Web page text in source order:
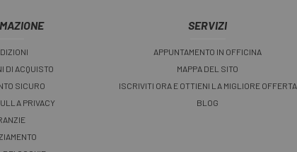
DI ACQUISTO
SICURO
PRIVACY
SERVIZI
APPUNTAMENTO IN OFFICINA
MAPPA DEL SITO
ISCRIVITI ORA E OTTIENI LA MIGLIORE OFFERTA
BLOG